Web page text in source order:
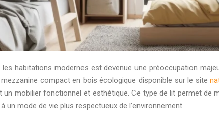
les habitations modernes est devenue une préoccupation
compact en bois écologique disponible sur le site
mobilier fonctionnel et esthétique. Ce type de lit permet de
un mode de vie plus respectueux de l’environnement.